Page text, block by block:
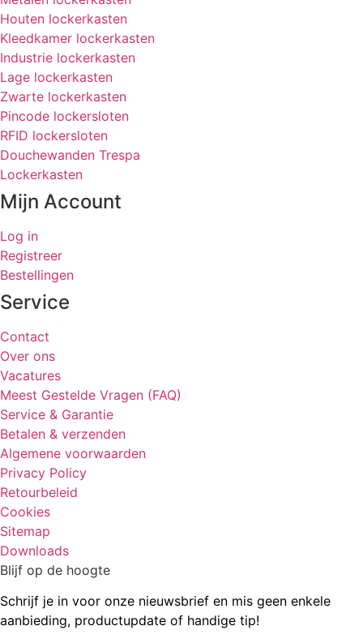
Houten lockerkasten
Kleedkamer lockerkasten
Industrie lockerkasten
Lage lockerkasten
Zwarte lockerkasten
Pincode lockersloten
RFID lockersloten
Douchewanden Trespa
Lockerkasten
Mijn Account
Log in
Registreer
Bestellingen
Service
Contact
Over ons
Vacatures
Meest Gestelde Vragen (FAQ)
Service & Garantie
Betalen & verzenden
Algemene voorwaarden
Privacy Policy
Retourbeleid
Cookies
Sitemap
Downloads
Blijf op de hoogte
Schrijf je in voor onze nieuwsbrief en mis geen enkele
aanbieding, productupdate of handige tip!